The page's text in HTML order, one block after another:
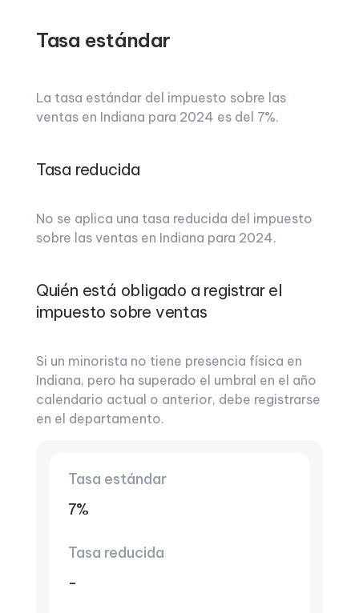
Tasa estándar
La tasa estándar del impuesto sobre las
ventas en Indiana para 2024 es del 7%.
Tasa reducida
No se aplica una tasa reducida del impuesto
sobre las ventas en Indiana para 2024.
Quién está obligado a registrar el
impuesto sobre ventas
Si un minorista no tiene presencia física en
Indiana, pero ha superado el umbral en el año
calendario actual o anterior, debe registrarse
en el departamento.
Tasa estándar
7%
Tasa reducida
-